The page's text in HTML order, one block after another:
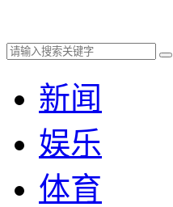
新闻
娱乐
体育